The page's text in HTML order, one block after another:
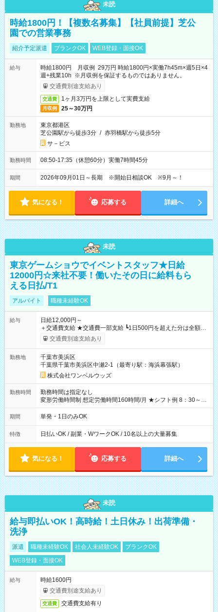
未読
時給1800円！【複数名募集】【社員前提】芝公
園での営業事務
紹介予定派遣 ブランクOK WEB登録・面接OK
給与
時給1800円 月収例 29万円 時給1800円×実働7h45m×週5日×4
週+残業10h ※月収例を保証するものではありません。
交通費別途支給あり
交通費 1ヶ月3万円を上限として実費支給
月収例 25～30万円
勤務地
東京都港区
芝公園駅から徒歩3分 / 赤羽橋駅から徒歩5分
サ－ビス
勤務時間 08:50-17:35（休憩60分）実働7時間45分
期間 2026年09月01日～長期 ※開始日相談OK ※9月～！
気になる！ 応募する 詳細へ
未読
東京ゲームショウでイベントスタッフ★日給
12000円☆来社不要！働いたその日に給料もら
える日払/T1
アルバイト 職種未経験OK
給与
日給12,000円～
＋交通費支給 ★交通費一部支給 ┗1日500円を超えた分は全額支
給！ ※往復500円以内の方は自己負担となります ★日払いOK！
（規定あり） ┗働いたその日に現金GET♪ お仕事後はコンビニ
なし
交通費別途支給あり
勤務地
千葉市美浜区
千葉県千葉市美浜区中瀬2-1（最寄り駅：海浜幕張駅）
株式会社ワンベルウッズ
勤務時間
勤務時間は指定なし
変形労働時間制 想定労働時間160時間/月 ★シフト例 8：30～
19：00
期間 単発・1日のみOK
特徴 日払いOK / 副業・WワークOK / 10名以上の大量募集
気になる！ 応募する 詳細へ
未読
給与即払いOK！高時給！土日休み！出荷準備・
洗浄
派遣 職種未経験OK 社会人未経験OK
ブランクOK
WEB登録・面接OK
給与
時給1600円
交通費別途支給あり
交通費 交通費支給有り